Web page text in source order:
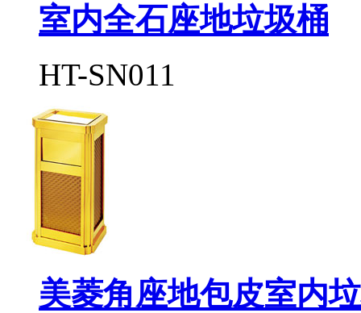
室内全石座地垃圾桶
HT-SN011
美菱角座地包皮室内